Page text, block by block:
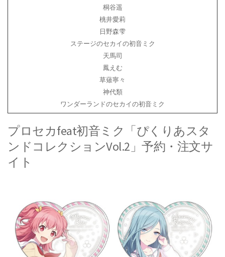
桐谷遥
桃井愛莉
日野森雫
ステージのセカイの初音ミク
天馬司
鳳えむ
草薙寧々
神代類
ワンダーランドのセカイの初音ミク
プロセカfeat初音ミク「ぴくりあスタ
ンドコレクションVol.2」予約・注文サ
イト